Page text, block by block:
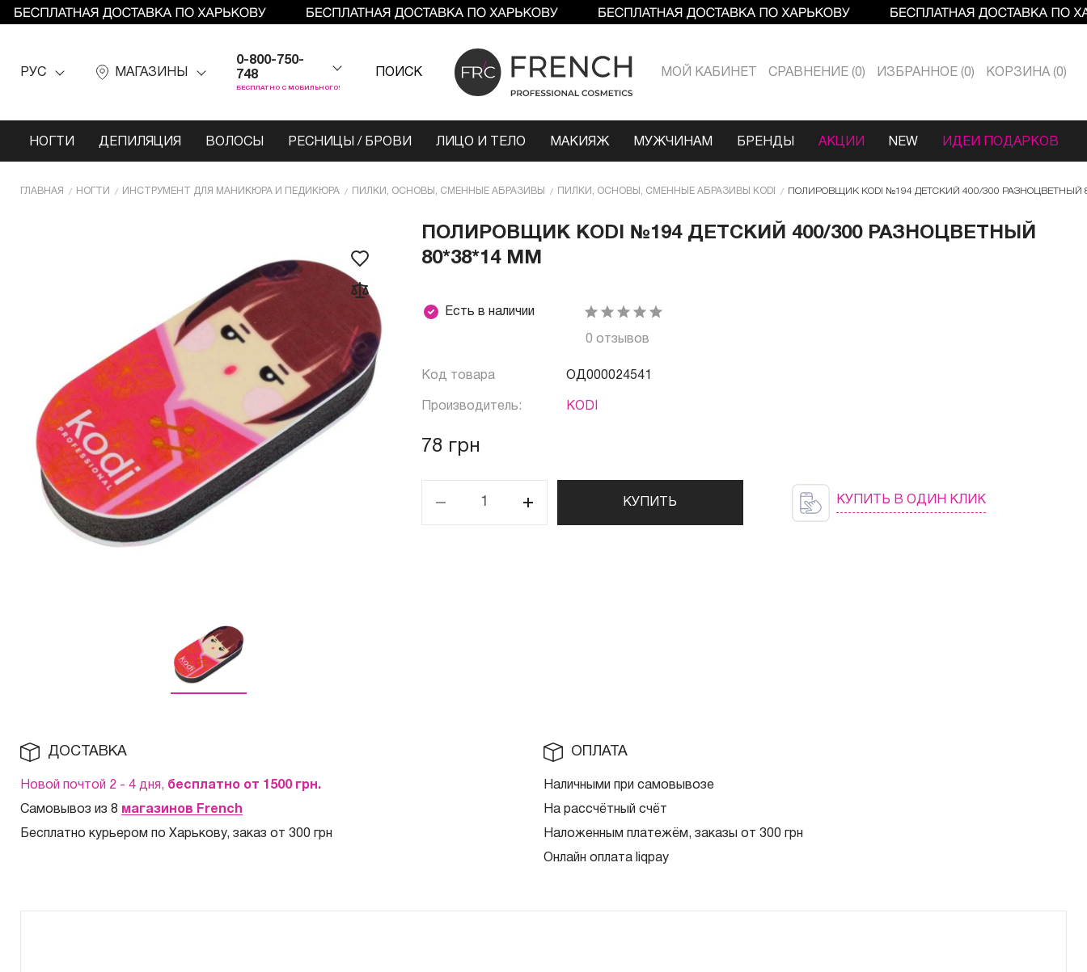
РУС МАГАЗИНЫ
0-800-750-
748
БЕСПЛАТНО С МОБИЛЬНОГО!
ПОИСК МОЙ КАБИНЕТ СРАВНЕНИЕ 0 ИЗБРАННОЕ 0 КОРЗИНА 0
НОГТИ ДЕПИЛЯЦИЯ ВОЛОСЫ РЕСНИЦЫ / БРОВИ ЛИЦО И ТЕЛО МАКИЯЖ МУЖЧИНАМ БРЕНДЫ АКЦИИ NEW ИДЕИ ПОДАРКОВ
ГЛАВНАЯ НОГТИ ИНCТРУМЕНТ ДЛЯ МАНИКЮРА И ПЕДИКЮРА ПИЛКИ, ОСНОВЫ, СМЕННЫЕ АБРАЗИВЫ ПИЛКИ, ОСНОВЫ, СМЕННЫЕ АБРАЗИВЫ KODI ПОЛИРОВЩИК KODI №194 ДЕТСКИЙ 400/300 РАЗНОЦВЕТНЫЙ
ПОЛИРОВЩИК KODI №194 ДЕТСКИЙ 400/300 РАЗНОЦВЕТНЫЙ
80*38*14 ММ
Есть в наличии
0 отзывов
Код товара ОД000024541
Производитель: KODI
78 грн
КУПИТЬ КУПИТЬ В ОДИН КЛИК
ДОСТАВКА
Новой почтой 2 - 4 дня, бесплатно от 1500 грн.
Самовывоз из 8 магазинов French
Бесплатно курьером по Харькову, заказ от 300 грн
ОПЛАТА
Наличными при самовывозе
На рассчётный счёт
Наложенным платежём, заказы от 300 грн
Онлайн оплата liqpay